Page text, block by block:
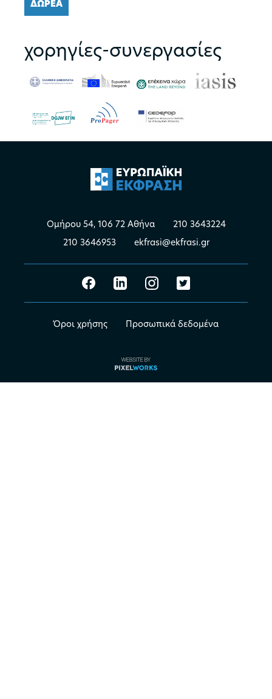
Ομήρου 54, 106 72 Αθήνα
210 3643224
210 3646953
ekfrasi@ekfrasi.gr
Όροι χρήσης Προσωπικά δεδομένα
ΔΩΡΕΑ
χορηγίες-συνεργασίες